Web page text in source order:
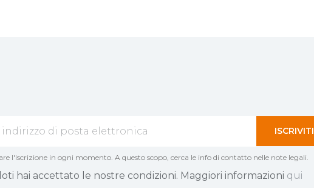
ISCRIVITI
l'iscrizione in ogni momento. A questo scopo, cerca le info di contatto nelle note legali.
hai accettato le nostre condizioni. Maggiori informazioni qui